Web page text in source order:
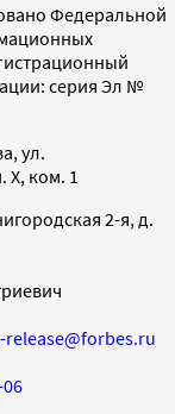
Федеральной
серия Эл №
ул.
X, ком. 1
2-я, д.
release@forbes.ru